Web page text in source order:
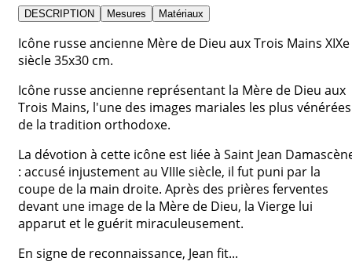
DESCRIPTION Mesures Matériaux
Icône russe ancienne Mère de Dieu aux Trois Mains XIXe
siècle 35x30 cm.
Icône russe ancienne représentant la Mère de Dieu aux
Trois Mains, l'une des images mariales les plus vénérées
de la tradition orthodoxe.
La dévotion à cette icône est liée à Saint Jean
: accusé injustement au VIIIe siècle, il fut puni par la
coupe de la main droite. Après des prières ferventes
devant une image de la Mère de Dieu, la Vierge lui
apparut et le guérit miraculeusement.
En signe de reconnaissance, Jean fit...